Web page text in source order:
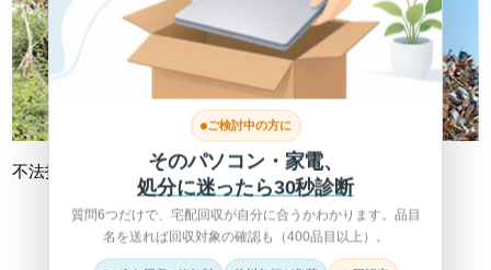
不法投棄 不適切処理
ご検討中の方に
そのパソコン・家電、
処分に迷ったら30秒診断
質問6つだけで、宅配回収が自分に合うかわかります。品目
名を送れば回収対象の確認も（400品目以上）。